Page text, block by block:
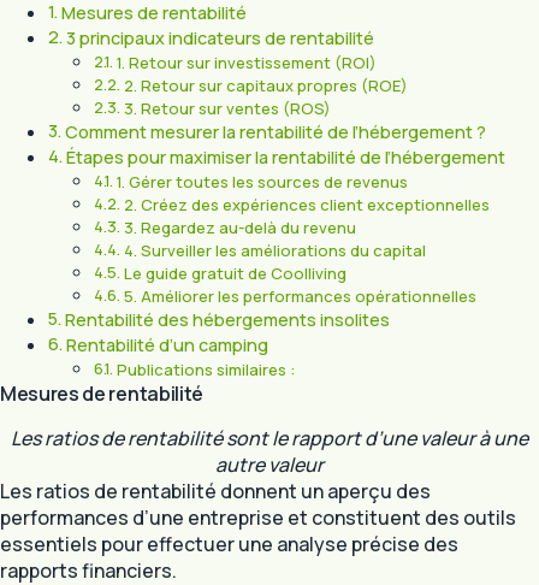
Mesures de rentabilité
3 principaux indicateurs de rentabilité
1. Retour sur investissement (ROI)
2. Retour sur capitaux propres (ROE)
3. Retour sur ventes (ROS)
Comment mesurer la rentabilité de l’hébergement ?
Étapes pour maximiser la rentabilité de l’hébergement
1. Gérer toutes les sources de revenus
2. Créez des expériences client exceptionnelles
3. Regardez au-delà du revenu
4. Surveiller les améliorations du capital
Le guide gratuit de Coolliving
5. Améliorer les performances opérationnelles
Rentabilité des hébergements insolites
Rentabilité d’un camping
Publications similaires :
Mesures de rentabilité
Les ratios de rentabilité sont le rapport d’une valeur à une
autre valeur
Les ratios de rentabilité donnent un aperçu des
performances d’une entreprise et constituent des outils
essentiels pour effectuer une analyse précise des
rapports financiers.